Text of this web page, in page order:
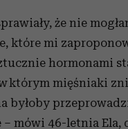
że nie
które mi
hormonami
którym mięśniaki
byłoby
– mówi 46-letnia Ela,